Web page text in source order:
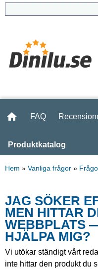
FAQ
Produktkatalog
Hem » Vanliga frågor »
JAG SÖKER
MEN HITTAR
WEBBPLATS
HJÄLPA MIG?
Vi utökar ständigt vårt
inte hittar den produkt du